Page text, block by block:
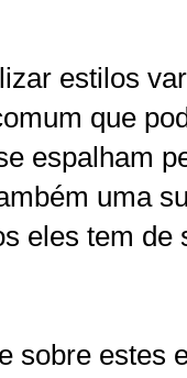
estilos
que
espalham
uma
eles tem de
sobre estes